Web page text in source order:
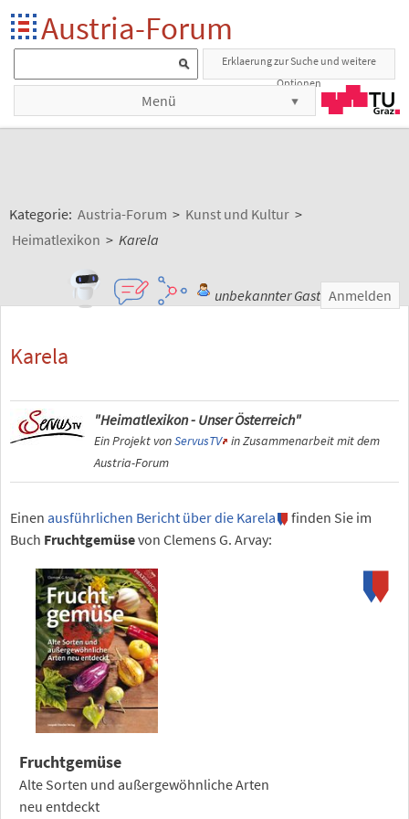
Austria-Forum
Erklaerung zur Suche und weitere
Optionen
Menü
Kategorie: Austria-Forum > Kunst und Kultur >
Heimatlexikon > Karela
unbekannter Gast Anmelden
Karela
"Heimatlexikon - Unser Österreich"
Ein Projekt vonServusTV in Zusammenarbeit mit dem
Austria-Forum
Einen ausführlichen Bericht über die Karela
finden Sie im
Buch Fruchtgemüsevon Clemens G. Arvay:
Fruchtgemüse
Alte Sorten und außergewöhnliche Arten
neu entdeckt